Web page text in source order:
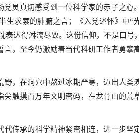
员真切感受到一位科学家的赤子之心
生求索的肺腑之言；《入党述怀》中“
表达得淋漓尽致。这份信仰，不是口号
，至今仍激励着当代科研工作者勇攀
，在洞穴中熬过冰期严寒，迈出人类
触摸百万年文明密码，在龙骨山的荒
传承的科学精神紧密相连，进一步坚